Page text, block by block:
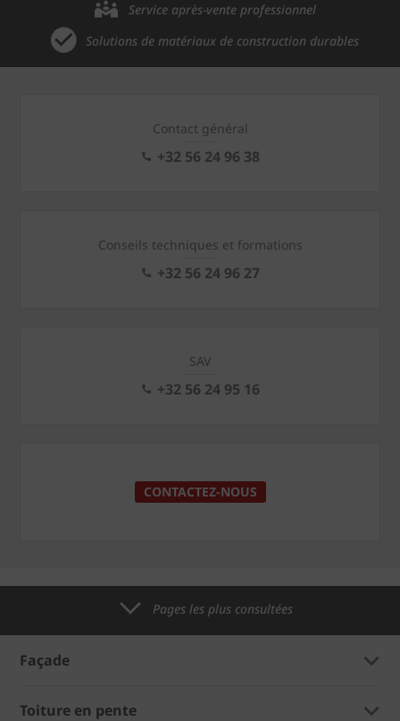
Service après-vente professionnel
Solutions de matériaux de construction durables
Contact général
+32 56 24 96 38
Conseils techniques et formations
+32 56 24 96 27
SAV
+32 56 24 95 16
CONTACTEZ-NOUS
Pages les plus consultées
Façade
Toiture en pente